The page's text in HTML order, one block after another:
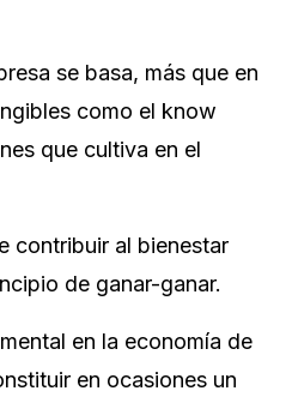
se basa, más que en
como el know
que cultiva en el
contribuir al bienestar
de ganar-ganar.
en la economía de
en ocasiones un